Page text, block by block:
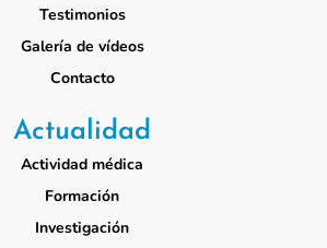
Testimonios
Galería de vídeos
Contacto
Actualidad
Actividad médica
Formación
Investigación